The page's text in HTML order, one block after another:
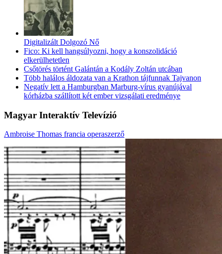
Digitalizált Dolgozó Nő
Fico: Ki kell hangsúlyozni, hogy a konszolidáció
elkerülhetetlen
Csőtörés történt Galántán a Kodály Zoltán utcában
Több halálos áldozata van a Krathon tájfunnak Tajvanon
Negatív lett a Hamburgban Marburg-vírus gyanújával
kórházba szállított két ember vizsgálati eredménye
Magyar Interaktív Televízió
Ambroise Thomas francia operaszerző